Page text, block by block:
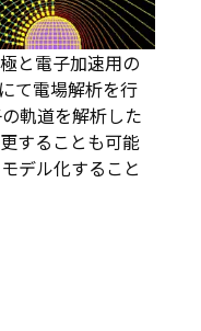
と電子加速用の
て電場解析を行
軌道を解析した
することも可能
デル化すること